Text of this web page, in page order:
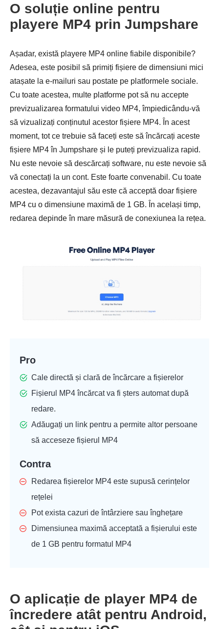
O soluție online pentru
playere MP4 prin Jumpshare
Așadar, există playere MP4 online fiabile disponibile?
Adesea, este posibil să primiți fișiere de dimensiuni mici
atașate la e-mailuri sau postate pe platformele sociale.
Cu toate acestea, multe platforme pot să nu accepte
previzualizarea formatului video MP4, împiedicându-vă
să vizualizați conținutul acestor fișiere MP4. În acest
moment, tot ce trebuie să faceți este să încărcați aceste
fișiere MP4 în Jumpshare și le puteți previzualiza rapid.
Nu este nevoie să descărcați software, nu este nevoie să
vă conectați la un cont. Este foarte convenabil. Cu toate
acestea, dezavantajul său este că acceptă doar fișiere
MP4 cu o dimensiune maximă de 1 GB. În același timp,
redarea depinde în mare măsură de conexiunea la rețea.
Pro
Cale directă și clară de încărcare a fișierelor
Fișierul MP4 încărcat va fi șters automat după
redare.
Adăugați un link pentru a permite altor persoane
să acceseze fișierul MP4
Contra
Redarea fișierelor MP4 este supusă cerințelor
rețelei
Pot exista cazuri de întârziere sau înghețare
Dimensiunea maximă acceptată a fișierului este
de 1 GB pentru formatul MP4
O aplicație de player MP4 de
încredere atât pentru Android,